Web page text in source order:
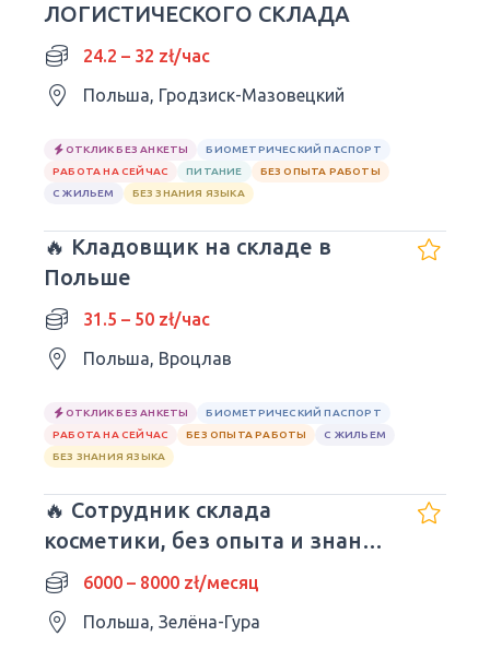
ЛОГИСТИЧЕСКОГО СКЛАДА
24.2 – 32 zł/час
Польша, Гродзиск-Мазовецкий
ОТКЛИК БЕЗ АНКЕТЫ
БИОМЕТРИЧЕСКИЙ ПАСПОРТ
РАБОТА НА СЕЙЧАС
ПИТАНИЕ
БЕЗ ОПЫТА РАБОТЫ
С ЖИЛЬЕМ
БЕЗ ЗНАНИЯ ЯЗЫКА
🔥 Кладовщик на складе в
Польше
31.5 – 50 zł/час
Польша, Вроцлав
ОТКЛИК БЕЗ АНКЕТЫ
БИОМЕТРИЧЕСКИЙ ПАСПОРТ
РАБОТА НА СЕЙЧАС
БЕЗ ОПЫТА РАБОТЫ
С ЖИЛЬЕМ
БЕЗ ЗНАНИЯ ЯЗЫКА
🔥 Сотрудник склада
косметики, без опыта и знания
языка6000 – 8000 zł/месяц
Польша, Зелёна-Гура